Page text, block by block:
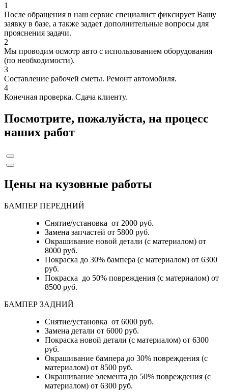
1
После обращения в наш сервис специалист фиксирует Вашу
заявку в базе, а также задает дополнительные вопросы для
прояснения задачи.
2
Мы проводим осмотр авто с использованием оборудования
(по необходимости).
3
Составление рабочей сметы. Ремонт автомобиля.
4
Конечная проверка. Сдача клиенту.
Посмотрите, пожалуйста, на процесс
наших работ
Цены на кузовные работы
БАМПЕР ПЕРЕДНИЙ
Снятие/установка от 2000 руб.
Замена запчастей от 5800 руб.
Окрашивание новой детали (с материалом) от
8000 руб.
Покраска до 30% бампера (с материалом) от 6300
руб.
Покраска до 50% повреждения (с материалом) от
8500 руб.
БАМПЕР ЗАДНИЙ
Снятие/установка от 6000 руб.
Замена детали от 6000 руб.
Покраска новой детали (с материалом) от 6300
руб.
Окрашивание бампера до 30% повреждения (с
материалом) от 8500 руб.
Окрашивание элемента до 50% повреждения (с
материалом) от 6300 руб.